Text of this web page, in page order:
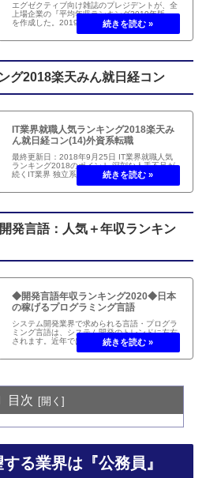
エグゼクティブ向け雑誌のプレジデントが、全
上場企業の『平均年収ランキング2019年版』
を作成した。2019年、最も平均年収が高かっ
たのが、M＆Aキャピタルパートナーズで平均
年収は2478万円。2018年の全上場企業の平均
グ2018楽天みん就日経コン
IT業界就職人気ランキング2018楽天み
ん就日経コン(14)外資系転職
最終更新日：2018年9月25日 IT業界就職人気
ランキング2018のポイント 深刻な人手不足が
続くIT業界 独立系IT企業が健闘(NTTデータ、富
士通、SCSK) 外資系企業、グーグル、アクセ
ンチュア、ヤフーがTop 10入り ポイント...
発言語：人気＋年収ランキン
◆開発言語年収ランキング2020◆日本
の稼げるプログラミング言語
システム開発業界で求められる言語・プログラ
ミング言語は、システム開発のトレンドに左右
されます。近年では、DX(デジタルトランスフ
ォーメーション)やAI(アーティフィシャル・イ
ンテリジェンス｜人工知能)やIoT(インターネッ
目次
る業界は『公務員』